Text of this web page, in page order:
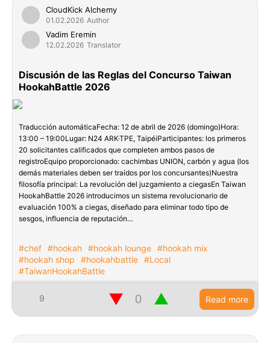
CloudKick Alchemy
01.02.2026 Author
Vadim Eremin
12.02.2026 Translator
Discusión de las Reglas del Concurso Taiwan
HookahBattle 2026
Traducción automáticaFecha: 12 de abril de 2026 (domingo)Hora:
13:00 – 19:00Lugar: N24 ARK·TPE, TaipéiParticipantes: los primeros
20 solicitantes calificados que completen ambos pasos de
registroEquipo proporcionado: cachimbas UNION, carbón y agua (los
demás materiales deben ser traídos por los concursantes)Nuestra
filosofía principal: La revolución del juzgamiento a ciegasEn Taiwan
HookahBattle 2026 introducimos un sistema revolucionario de
evaluación 100% a ciegas, diseñado para eliminar todo tipo de
sesgos, influencia de reputación…
#chef #hookah #hookah lounge #hookah mix
#hookah shop
#hookahbattle #Local
#TaiwanHookahBattle
9 ▲
▼ Read more